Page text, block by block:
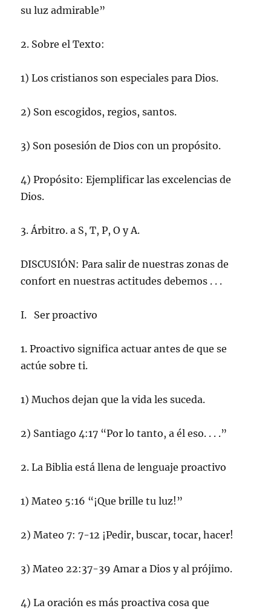
su luz admirable”
2. Sobre el Texto:
1) Los cristianos son especiales para Dios.
2) Son escogidos, regios, santos.
3) Son posesión de Dios con un propósito.
4) Propósito: Ejemplificar las excelencias de
Dios.
3. Árbitro. a S, T, P, O y A.
DISCUSIÓN: Para salir de nuestras zonas de
confort en nuestras actitudes debemos . . .
I. Ser proactivo
1. Proactivo significa actuar antes de que se
actúe sobre ti.
1) Muchos dejan que la vida les suceda.
2) Santiago 4:17 “Por lo tanto, a él eso. . . .”
2. La Biblia está llena de lenguaje proactivo
1) Mateo 5:16 “¡Que brille tu luz!”
2) Mateo 7: 7-12 ¡Pedir, buscar, tocar, hacer!
3) Mateo 22:37-39 Amar a Dios y al prójimo.
4) La oración es más proactiva cosa que